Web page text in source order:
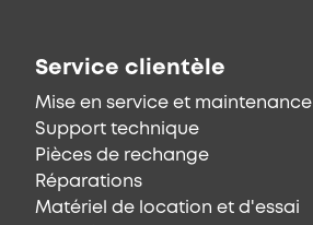
Service clientèle
Mise en service et maintenance
Support technique
Pièces de rechange
Réparations
Matériel de location et d'essai